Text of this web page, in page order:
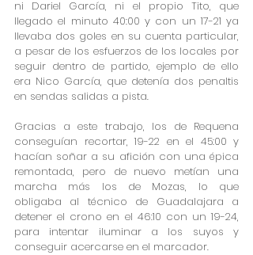
ni Dariel García, ni el propio Tito, que
llegado el minuto 40:00 y con un 17-21 ya
llevaba dos goles en su cuenta particular,
a pesar de los esfuerzos de los locales por
seguir dentro de partido, ejemplo de ello
era Nico García, que detenía dos penaltis
en sendas salidas a pista.
Gracias a este trabajo, los de Requena
conseguían recortar, 19-22 en el 45:00 y
hacían soñar a su afición con una épica
remontada, pero de nuevo metían una
marcha más los de Mozas, lo que
obligaba al técnico de Guadalajara a
detener el crono en el 46:10 con un 19-24,
para intentar iluminar a los suyos y
conseguir acercarse en el marcador.